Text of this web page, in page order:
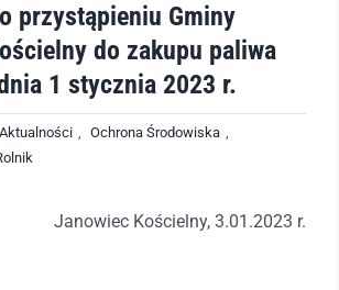
przystąpieniu Gminy
do zakupu paliwa
1 stycznia 2023 r.
Aktualności Ochrona Środowiska
Janowiec Kościelny, 3.01.2023 r.